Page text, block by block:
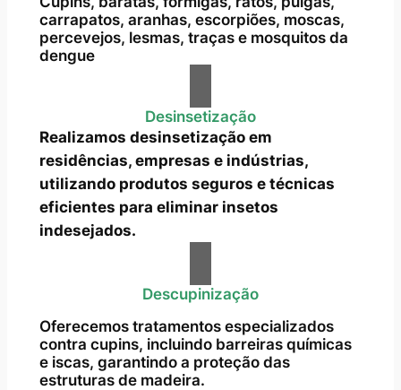
carrapatos, aranhas, escorpiões, moscas,
percevejos, lesmas, traças e mosquitos da
dengue
Desinsetização
Realizamos desinsetização em
residências, empresas e indústrias,
utilizando produtos seguros e técnicas
eficientes para eliminar insetos
indesejados.
Descupinização
Oferecemos tratamentos especializados
contra cupins, incluindo barreiras químicas
e iscas, garantindo a proteção das
estruturas de madeira.